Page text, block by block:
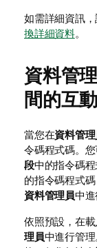
如需詳細資訊
換詳細資料。
資料管
間的互動
當您在資料管理
令碼程式碼。
段中的指令碼
的指令碼程式
資料管理員中進
依照預設，在
理員中進行管